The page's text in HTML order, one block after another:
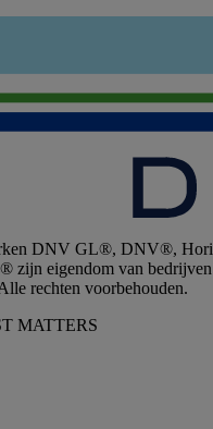
DNV GL®, DNV®,
zijn eigendom van
rechten voorbehouden.
MATTERS